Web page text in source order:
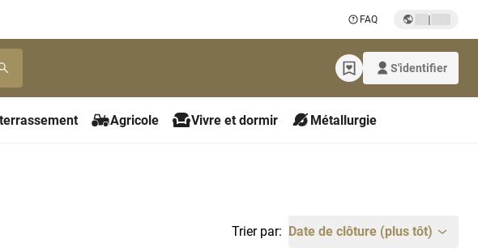
FAQ |
S'identifier
Agricole Vivre et dormir Métallurgie
Trier par: Date de clôture (plus tôt)